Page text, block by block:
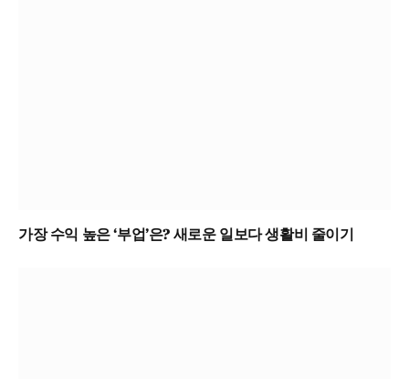
가장 수익 높은 ‘부업’은? 새로운 일보다 생활비 줄이기